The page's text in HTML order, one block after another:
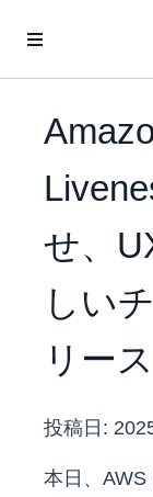
せ、
しい
リース
投稿日:
本日、